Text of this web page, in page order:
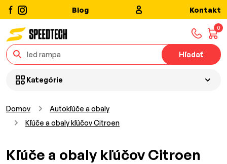
Blog Kontakt
0
Hľadať
Kategórie
Domov
Autokľúče a obaly
Kľúče a obaly kľúčov Citroen
Kľúče a obaly kľúčov Citroen